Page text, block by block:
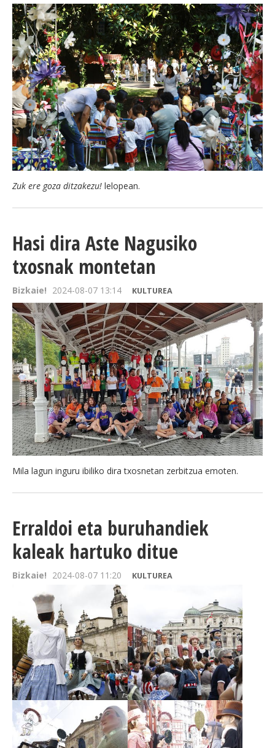
Zuk ere goza ditzakezu! lelopean.
Hasi dira Aste Nagusiko
txosnak montetan
Bizkaie! 2024-08-07 13:14 KULTUREA
Mila lagun inguru ibiliko dira txosnetan zerbitzua emoten.
Erraldoi eta buruhandiek
kaleak hartuko ditue
Bizkaie! 2024-08-07 11:20 KULTUREA